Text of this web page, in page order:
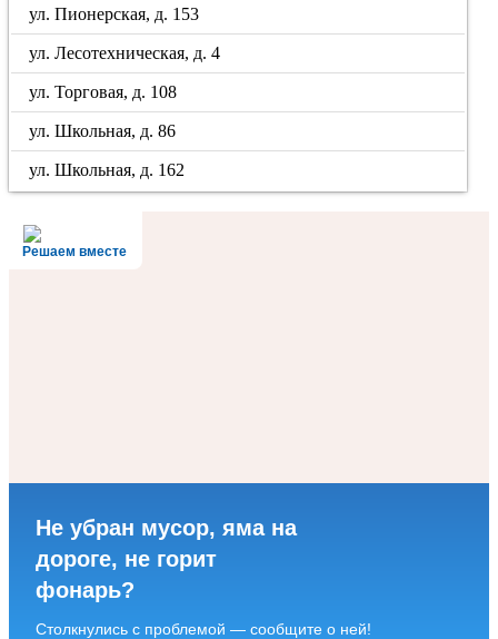
ул. Пионерская, д. 153
ул. Лесотехническая, д. 4
ул. Торговая, д. 108
ул. Школьная, д. 86
ул. Школьная, д. 162
Решаем вместе
Не убран мусор, яма на
дороге, не горит
фонарь?
Столкнулись с проблемой — сообщите о ней!